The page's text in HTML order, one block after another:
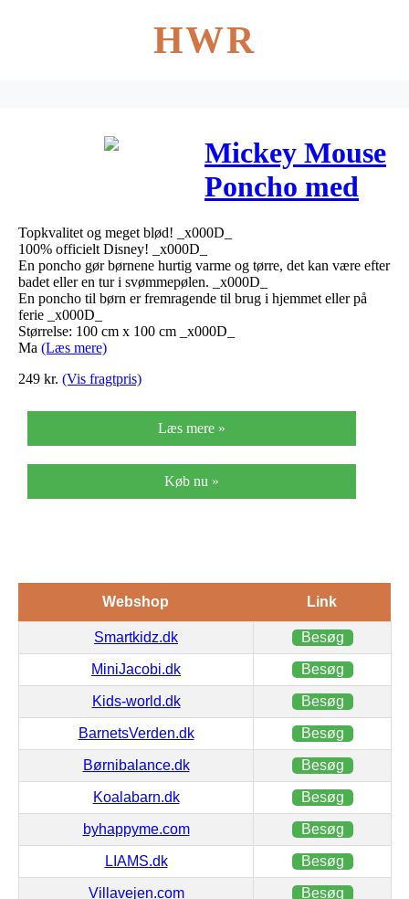
HWR
Mickey Mouse
Poncho med
hætte
Topkvalitet og meget blød! _x000D_
100% officielt Disney! _x000D_
En poncho gør børnene hurtig varme og tørre, det kan være efter
badet eller en tur i svømmepølen. _x000D_
En poncho til børn er fremragende til brug i hjemmet eller på
ferie _x000D_
Størrelse: 100 cm x 100 cm _x000D_
Ma (Læs mere)
249 kr. (Vis fragtpris)
Læs mere »
Køb nu »
Webshop Link
Smartkidz.dk Besøg
MiniJacobi.dk Besøg
Kids-world.dk Besøg
BarnetsVerden.dk Besøg
Børnibalance.dk Besøg
Koalabarn.dk Besøg
byhappyme.com Besøg
LIAMS.dk Besøg
Villavejen.com Besøg